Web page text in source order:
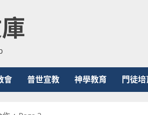
會 普世宣教 神學教育 門徒